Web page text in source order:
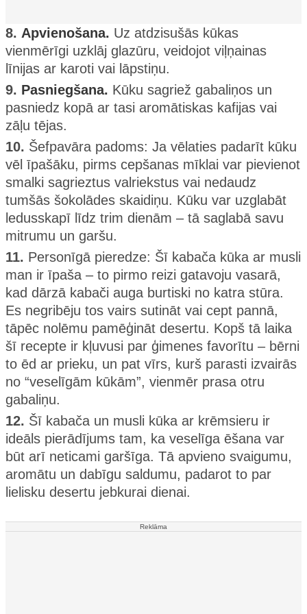
8. Apvienošana. Uz atdzisušās kūkas
vienmērīgi uzklāj glazūru, veidojot viļņainas
līnijas ar karoti vai lāpstiņu.
9. Pasniegšana. Kūku sagriež gabaliņos un
pasniedz kopā ar tasi aromātiskas kafijas vai
zāļu tējas.
10. Šefpavāra padoms: Ja vēlaties padarīt kūku
vēl īpašāku, pirms cepšanas mīklai var pievienot
smalki sagrieztus valriekstus vai nedaudz
tumšās šokolādes skaidiņu. Kūku var uzglabāt
ledusskapī līdz trim dienām – tā saglabā savu
mitrumu un garšu.
11. Personīgā pieredze: Šī kabača kūka ar musli
man ir īpaša – to pirmo reizi gatavoju vasarā,
kad dārzā kabači auga burtiski no katra stūra.
Es negribēju tos vairs sutināt vai cept pannā,
tāpēc nolēmu pamēģināt desertu. Kopš tā laika
šī recepte ir kļuvusi par ģimenes favorītu – bērni
to ēd ar prieku, un pat vīrs, kurš parasti izvairās
no “veselīgām kūkām”, vienmēr prasa otru
gabaliņu.
12. Šī kabača un musli kūka ar krēmsieru ir
ideāls pierādījums tam, ka veselīga ēšana var
būt arī neticami garšīga. Tā apvieno svaigumu,
aromātu un dabīgu saldumu, padarot to par
lielisku desertu jebkurai dienai.
Reklāma